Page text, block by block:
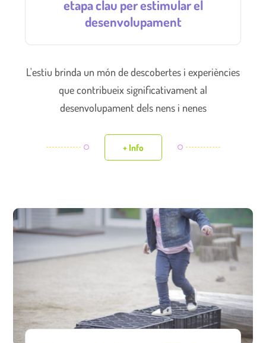
etapa clau per estimular el
desenvolupament
L'estiu brinda un món de descobertes i experiències
que contribueix significativament al
desenvolupament dels nens i nenes
+ Info